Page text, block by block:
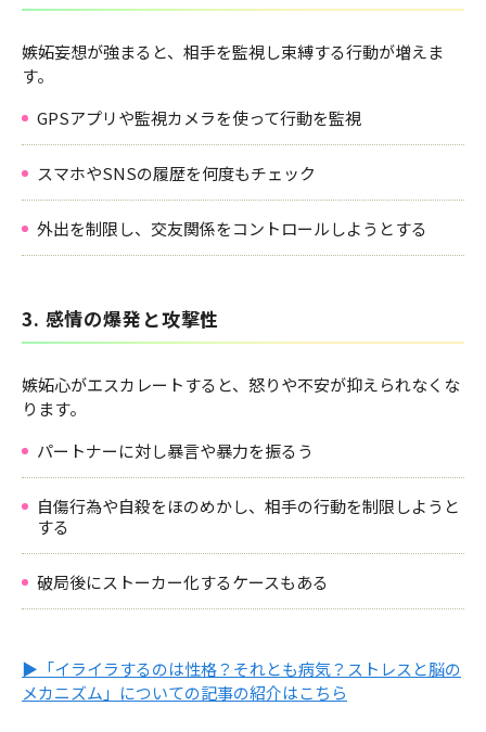
嫉妬妄想が強まると、相手を監視し束縛する行動が増えま
す。
GPSアプリや監視カメラを使って行動を監視
スマホやSNSの履歴を何度もチェック
外出を制限し、交友関係をコントロールしようとする
3. 感情の爆発と攻撃性
嫉妬心がエスカレートすると、怒りや不安が抑えられなくな
ります。
パートナーに対し暴言や暴力を振るう
自傷行為や自殺をほのめかし、相手の行動を制限しようと
する
破局後にストーカー化するケースもある
▶「イライラするのは性格？それとも病気？ストレスと脳の
メカニズム」についての記事の紹介はこちら